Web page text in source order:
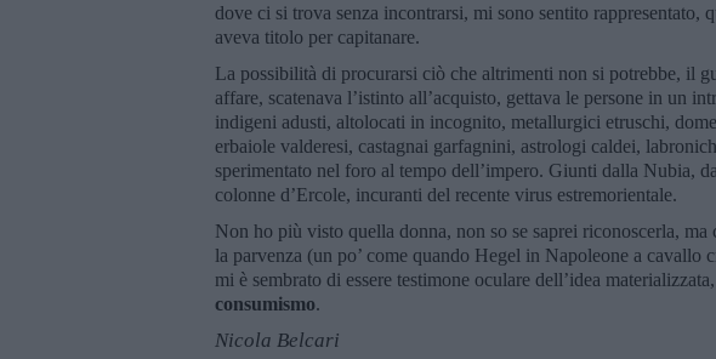
dove ci si trova senza incontrarsi, mi sono sentito rappresentato,
aveva titolo per capitanare.
La possibilità di procurarsi ciò che altrimenti non si potrebbe, il
affare, scatenava l’istinto all’acquisto, gettava le persone in un
indigeni adusti, altolocati in incognito, metallurgici etruschi,
erbaiole valderesi, castagnai garfagnini, astrologi caldei,
sperimentato nel foro al tempo dell’impero. Giunti dalla Nubia,
colonne d’Ercole, incuranti del recente virus estremorientale.
Non ho più visto quella donna, non so se saprei riconoscerla, ma
la parvenza (un po’ come quando Hegel in Napoleone a cavallo
mi è sembrato di essere testimone oculare dell’idea
consumismo.
Nicola Belcari